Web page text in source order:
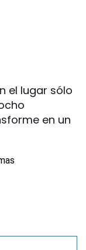
el lugar sólo
en un